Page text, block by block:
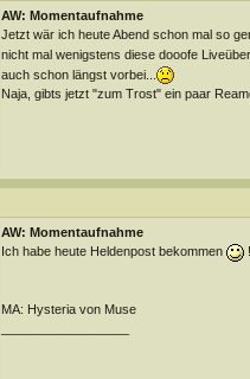
AW: Momentaufnahme
Jetzt wär ich heute Abend schon mal so
nicht mal wenigstens diese dooofe
auch schon längst vorbei...
Naja, gibts jetzt "zum Trost" ein paar
AW: Momentaufnahme
Ich habe heute Heldenpost bekommen
!
MA: Hysteria von Muse